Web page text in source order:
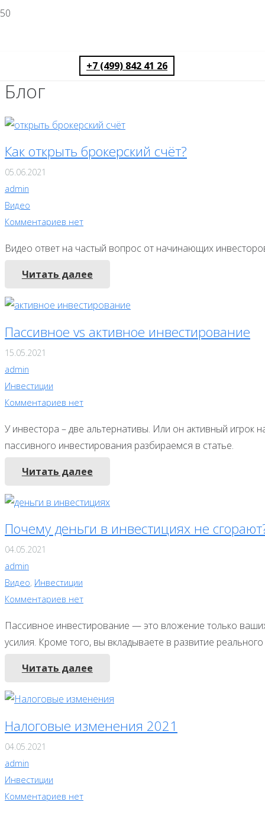
+7 (499) 842 41 26
Блог
Как открыть брокерский счёт?
05.06.2021
admin
Видео
Комментариев нет
Видео ответ на частый вопрос от начинающих
Читать далее
Пассивное vs активное инвестирование
15.05.2021
admin
Инвестиции
Комментариев нет
У инвестора – две альтернативы. Или он активный
пассивного инвестирования разбираемся в статье.
Читать далее
Почему деньги в инвестициях не
04.05.2021
admin
Видео, Инвестиции
Комментариев нет
Пассивное инвестирование — это вложение только
усилия. Кроме того, вы вкладываете в развитие
Читать далее
Налоговые изменения 2021
04.05.2021
admin
Инвестиции
Комментариев нет